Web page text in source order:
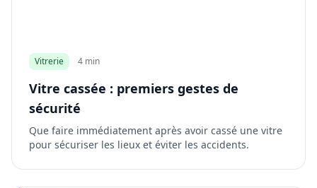
Vitrerie 4 min
Vitre cassée : premiers gestes de
sécurité
Que faire immédiatement après avoir cassé une vitre
pour sécuriser les lieux et éviter les accidents.